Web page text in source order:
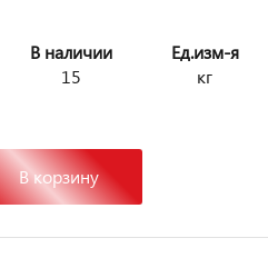
В наличии
15
Ед.изм-я
кг
В корзину